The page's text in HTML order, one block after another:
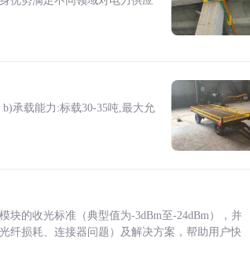
承载能力:标载30-35吨,最大允
块的收光标准（典型值为-3dBm至-24dBm），并
纤损耗、连接器问题）及解决方案，帮助用户快